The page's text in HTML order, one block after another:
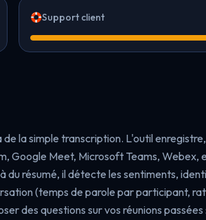
🛟Support client
la simple transcription. L'outil
Google Meet, Microsoft Teams, Webex,
résumé, il détecte les sentiments,
(temps de parole par participant,
des questions sur vos réunions passées